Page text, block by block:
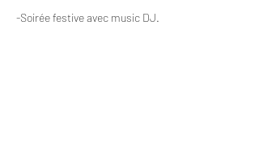
-Soirée festive avec music DJ.